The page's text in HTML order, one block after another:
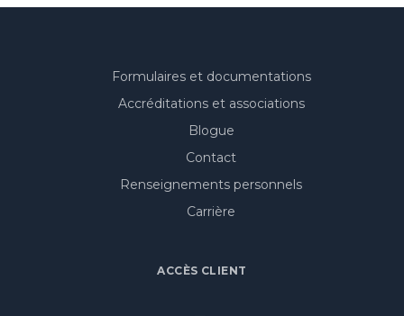
Formulaires et documentations
Accréditations et associations
Blogue
Contact
Renseignements personnels
Carrière
ACCÈS CLIENT